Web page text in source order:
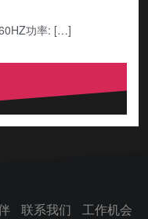
功率: […]
联系我们 工作机会